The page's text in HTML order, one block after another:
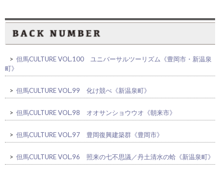
> 但馬CULTURE VOL.100 ユニバーサルツーリズム《豊岡市・新温泉
町》
> 但馬CULTURE VOL.99 化け競べ《新温泉町》
> 但馬CULTURE VOL.98 オオサンショウウオ《朝来市》
> 但馬CULTURE VOL.97 豊岡復興建築群《豊岡市》
> 但馬CULTURE VOL.96 照来の七不思議／丹土清水の蛤《新温泉町》